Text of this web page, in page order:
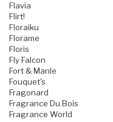
Flavia
Flirt!
Floraiku
Florame
Floris
Fly Falcon
Fort & Manle
Fouquet's
Fragonard
Fragrance Du Bois
Fragrance World